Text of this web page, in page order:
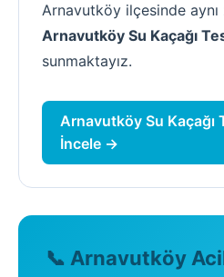
Arnavutköy ilçesinde aynı
Arnavutköy Su Kaçağı
sunmaktayız.
Arnavutköy Su Kaçağı
İncele →
📞 Arnavutköy